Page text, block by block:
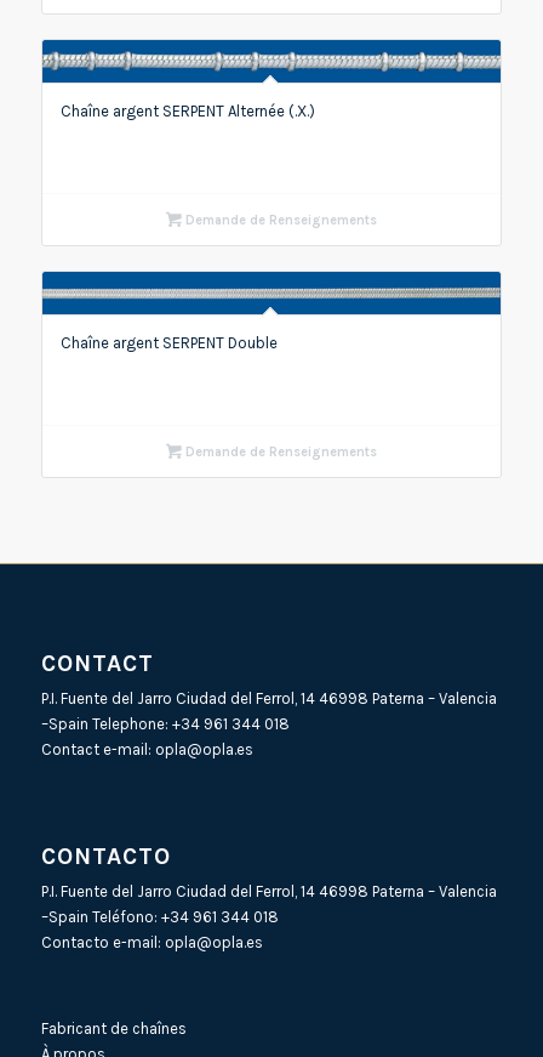
Chaîne argent SERPENT Alternée (.X.)
Demande de Renseignements
Chaîne argent SERPENT Double
Demande de Renseignements
CONTACT
P.I. Fuente del Jarro Ciudad del Ferrol, 14 46998 Paterna – Valencia
–Spain Telephone: +34 961 344 018
Contact e-mail: opla@opla.es
CONTACTO
P.I. Fuente del Jarro Ciudad del Ferrol, 14 46998 Paterna – Valencia
–Spain Teléfono: +34 961 344 018
Contacto e-mail: opla@opla.es
Fabricant de chaînes